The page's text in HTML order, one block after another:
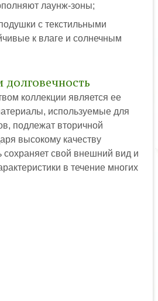
лаунж-зоны;
с текстильными
к влаге и солнечным
долговечность
коллекции является ее
используемые для
подлежат вторичной
высокому качеству
сохраняет свой внешний вид и
в течение многих